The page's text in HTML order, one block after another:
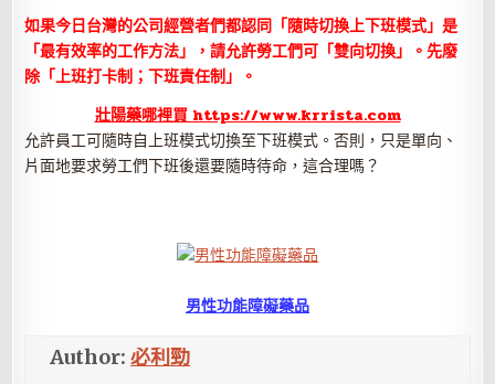
如果今日台灣的公司經營者們都認同「隨時切換上下班模式」是
「最有效率的工作方法」，請允許勞工們可「雙向切換」。先廢
除「上班打卡制；下班責任制」。
壯陽藥哪裡買 https://www.krrista.com
允許員工可隨時自上班模式切換至下班模式。否則，只是單向、
片面地要求勞工們下班後還要隨時待命，這合理嗎？
男性功能障礙藥品
Author:必利勁